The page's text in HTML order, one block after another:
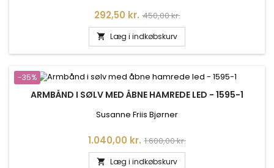
Pris
292,50 kr. Normalpris
450,00 kr.
 Læg i indkøbskurv
-35%
ARMBÅND I SØLV MED ÅBNE HAMREDE LED - 1595-1
Susanne Friis Bjørner
Pris
1.040,00 kr. Normalpris
1.600,00 kr.
 Læg i indkøbskurv